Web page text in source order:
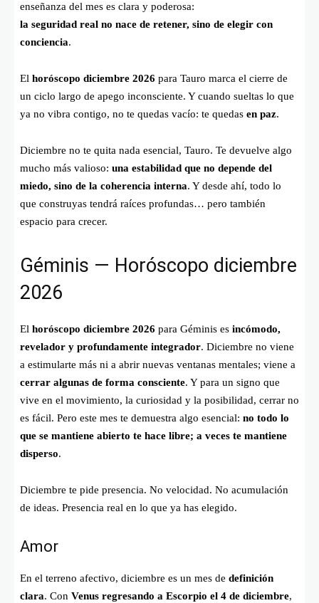
enseñanza del mes es clara y poderosa:
la seguridad real no nace de retener, sino de elegir con
conciencia.
El horóscopo diciembre 2026 para Tauro marca el cierre de
un ciclo largo de apego inconsciente. Y cuando sueltas lo que
ya no vibra contigo, no te quedas vacío: te quedas en paz.
Diciembre no te quita nada esencial, Tauro. Te devuelve algo
mucho más valioso: una estabilidad que no depende del
miedo, sino de la coherencia interna. Y desde ahí, todo lo
que construyas tendrá raíces profundas… pero también
espacio para crecer.
Géminis — Horóscopo diciembre
2026
El horóscopo diciembre 2026 para Géminis es incómodo,
revelador y profundamente integrador. Diciembre no viene
a estimularte más ni a abrir nuevas ventanas mentales; viene a
cerrar algunas de forma consciente. Y para un signo que
vive en el movimiento, la curiosidad y la posibilidad, cerrar no
es fácil. Pero este mes te demuestra algo esencial: no todo lo
que se mantiene abierto te hace libre; a veces te mantiene
disperso.
Diciembre te pide presencia. No velocidad. No acumulación
de ideas. Presencia real en lo que ya has elegido.
Amor
En el terreno afectivo, diciembre es un mes de definición
clara. Con Venus regresando a Escorpio el 4 de diciembre,